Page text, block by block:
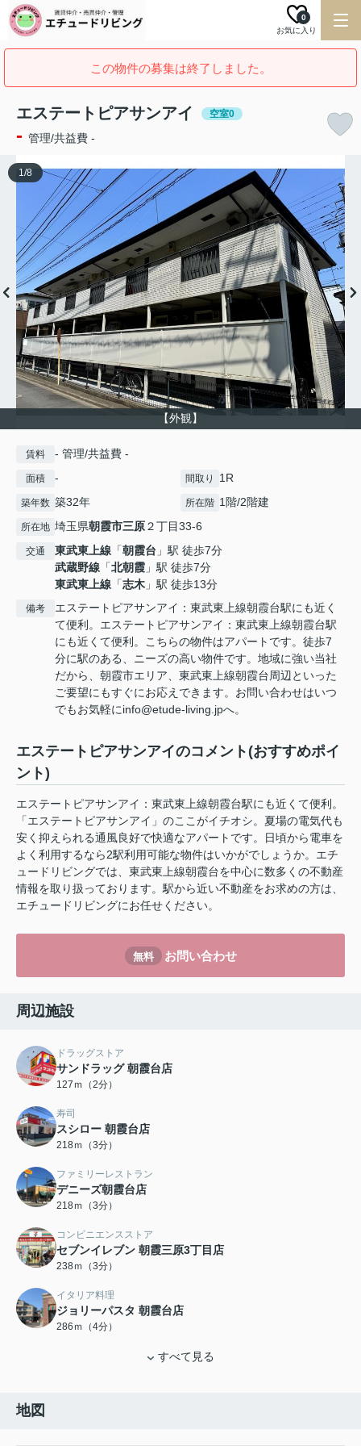
お気に入り
0
この物件の募集は終了しました。
エステートピアサンアイ 空室0
- 管理/共益費 -
【外観】
1/8
賃料 - 管理/共益費 -
面積 - 間取り 1R
築年数 築32年 所在階 1階/2階建
所在地 埼玉県朝霞市三原２丁目33-6
交通 東武東上線 「朝霞台 」駅 徒歩7分
武蔵野線 「北朝霞 」駅 徒歩7分
東武東上線 「志木 」駅 徒歩13分
備考
エステートピアサンアイ：東武東上線朝霞台駅にも近く
て便利。エステートピアサンアイ：東武東上線朝霞台駅
にも近くて便利。こちらの物件はアパートです。徒歩7
分に駅のある、ニーズの高い物件です。地域に強い当社
だから、朝霞市エリア、東武東上線朝霞台周辺といった
ご要望にもすぐにお応えできます。お問い合わせはいつ
でもお気軽にinfo@etude-living.jpへ。
エステートピアサンアイのコメント(おすすめポイ
ント)
エステートピアサンアイ：東武東上線朝霞台駅にも近くて便利。
「エステートピアサンアイ」のここがイチオシ。夏場の電気代も
安く抑えられる通風良好で快適なアパートです。日頃から電車を
よく利用するなら2駅利用可能な物件はいかがでしょうか。エチ
ュードリビングでは、東武東上線朝霞台を中心に数多くの不動産
情報を取り扱っております。駅から近い不動産をお求めの方は、
エチュードリビングにお任せください。
無料 お問い合わせ
周辺施設
ドラッグストア
サンドラッグ 朝霞台店
127ｍ（2分）
寿司
スシロー 朝霞台店
218ｍ（3分）
ファミリーレストラン
デニーズ朝霞台店
218ｍ（3分）
コンビニエンスストア
セブンイレブン 朝霞三原3丁目店
238ｍ（3分）
イタリア料理
ジョリーパスタ 朝霞台店
286ｍ（4分）
すべて見る
地図